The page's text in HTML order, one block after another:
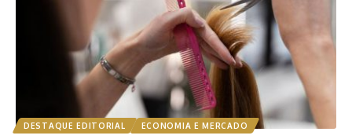
DESTAQUE EDITORIAL ECONOMIA E MERCADO